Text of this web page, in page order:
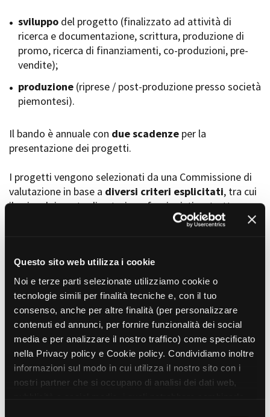
Questo sito web utilizza i cookie
Noi e terze parti selezionate utilizziamo cookie o
tecnologie simili per finalità tecniche e, con il tuo
consenso, anche per altre finalità (per personalizzare
contenuti ed annunci, per fornire funzionalità dei social
media e per analizzare il nostro traffico) come specificato
nella Privacy policy e Cookie policy. Condividiamo inoltre
informazioni sul modo in cui utilizza il nostro sito con i
nostri partner che si occupano di analisi dei dati web,
LOCATION GUIDE
FILM DATABASE
BOOK DATABASE
NEWS
CASTING
Newsletter
Lavora con noi
Stage - Tirocini - Scuola e
Lavoro
per affidamento lavori in
economia
Amministrazione trasparente
Bandi e gare
Whistleblowing
sviluppo del progetto (finalizzato ad attività di
ricerca e documentazione, scrittura, produzione di
promo, ricerca di finanziamenti, co-produzioni, pre-
vendite);
produzione (riprese / post-produzione presso società
piemontesi).
Il bando è annuale con due scadenze per la
presentazione dei progetti.
I progetti vengono selezionati da una Commissione di
valutazione in base a diversi criteri esplicitati, tra cui
il coinvolgimento di autori, professionisti e strutture
torinesi e piemontesi, i co-finanziamenti e l’effettiva
diffusione attraverso molteplici canali (proiezioni in sala,
canali televisivi, homevideo, piattaforme web...).
Progetti in progress
Vedi 105 progetti in progress